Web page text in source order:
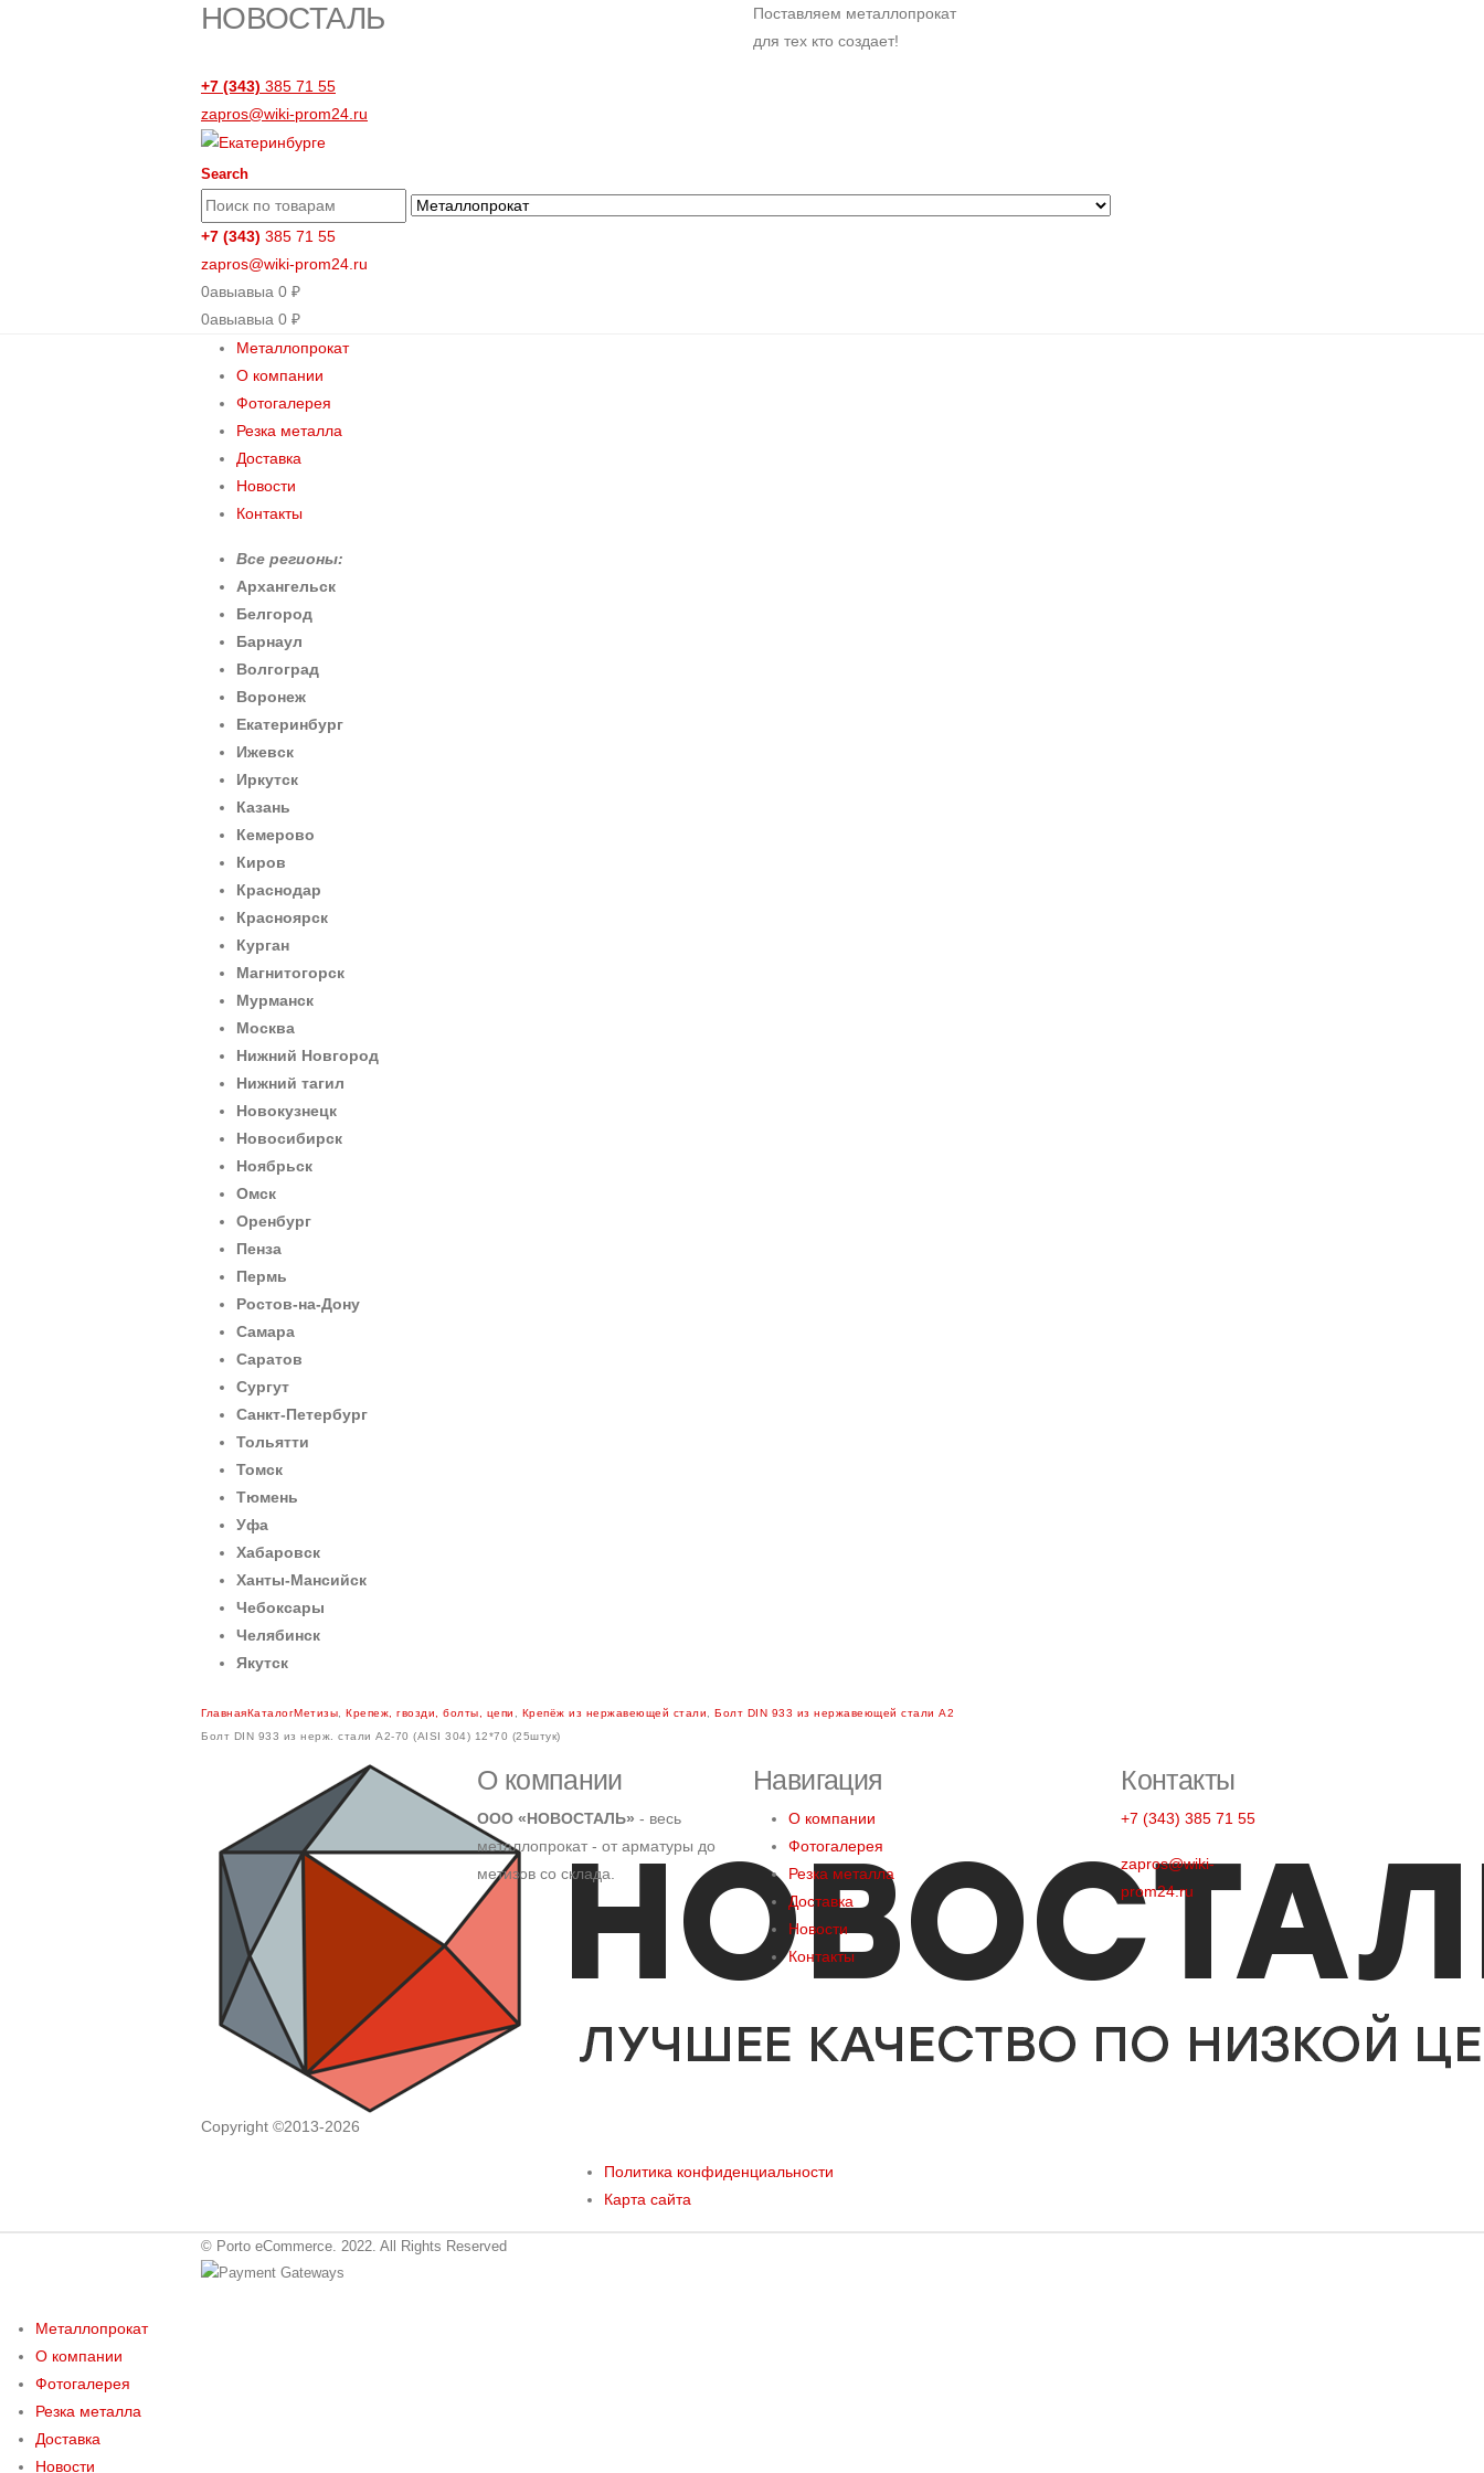
НОВОСТАЛЬ
Поставляем металлопрокат
для тех кто создает!
+7 (343) 385 71 55
zapros@wiki-prom24.ru
Search
+7 (343) 385 71 55
zapros@wiki-prom24.ru
0авыавыа 0 ₽
0авыавыа 0 ₽
Металлопрокат
О компании
Фотогалерея
Резка металла
Доставка
Новости
Контакты
Все регионы:
Архангельск
Белгород
Барнаул
Волгоград
Воронеж
Екатеринбург
Ижевск
Иркутск
Казань
Кемерово
Киров
Краснодар
Красноярск
Курган
Магнитогорск
Мурманск
Москва
Нижний Новгород
Нижний тагил
Новокузнецк
Новосибирск
Ноябрьск
Омск
Оренбург
Пенза
Пермь
Ростов-на-Дону
Самара
Саратов
Сургут
Санкт-Петербург
Тольятти
Томск
Тюмень
Уфа
Хабаровск
Ханты-Мансийск
Чебоксары
Челябинск
Якутск
ГлавнаяКаталогМетизы ,Крепеж, гвозди, болты, цепи Крепёж из нержавеющей стали ,Болт DIN 933 из нержавеющей стали А2
Болт DIN 933 из нерж. стали A2-70 (AISI 304) 12*70 (25штук)
Copyright ©2013-2026
О компании
ООО «НОВОСТАЛЬ» - весь
металлопрокат - от арматуры до
метизов со склада.
Навигация
О компании
Фотогалерея
Резка металла
Доставка
Новости
Контакты
Контакты
+7 (343) 385 71 55
zapros@wiki-
prom24.ru
Политика конфиденциальности
Карта сайта
© Porto eCommerce. 2022. All Rights Reserved
Металлопрокат
О компании
Фотогалерея
Резка металла
Доставка
Новости